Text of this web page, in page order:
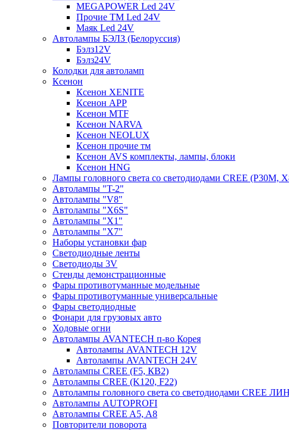
MEGAPOWER Led 24V
Прочие ТМ Led 24V
Маяк Led 24V
Автолампы БЭЛЗ (Белоруссия)
Бэлз12V
Бэлз24V
Колодки для автоламп
Ксенон
Ксенон XENITE
Ксенон APP
Ксенон MTF
Ксенон NARVA
Ксенон NEOLUX
Ксенон прочие тм
Ксенон AVS комплекты, лампы, блоки
Ксенон HNG
Лампы головного света со светодиодами CREE (P30M,
Автолампы "T-2"
Автолампы "V8"
Автолампы "X6S"
Автолампы "Х1"
Автолампы "Х7"
Наборы установки фар
Светодиодные ленты
Светодиоды 3V
Стенды демонстрационные
Фары противотуманные модельные
Фары противотуманные универсальные
Фары светодиодные
Фонари для грузовых авто
Ходовые огни
Автолампы AVANTECH п-во Корея
Автолампы AVANTECH 12V
Автолампы AVANTECH 24V
Автолампы CREE (F5, КВ2)
Автолампы CREE (K120, F22)
Автолампы головного света со светодиодами CREE
Автолампы AUTOPROFI
Автолампы CREE A5, A8
Повторители поворота